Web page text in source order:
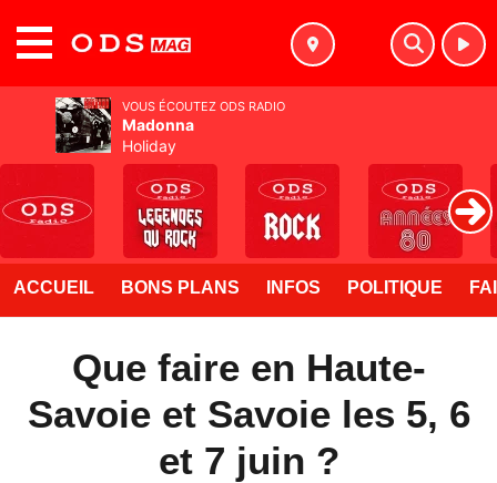
ACCUEIL BONS PLANS INFOS POLITIQUE
Que faire en Haute-
Savoie et Savoie les 5, 6
et 7 juin ?
VOUS ÉCOUTEZ ODS RADIO
Madonna
Holiday